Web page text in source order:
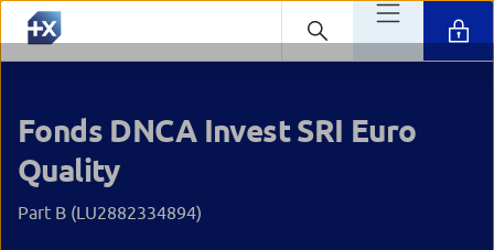
Fonds DNCA Invest SRI Euro
Quality
Part B (LU2882334894)